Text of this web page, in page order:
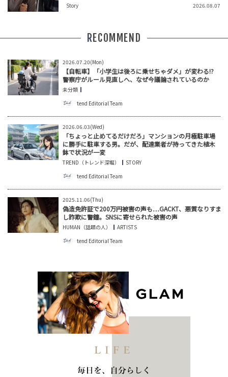
Story 2026.08.07
RECOMMEND
2026.07.20(Mon)
【自転車】「小学生は後ろに乗せちゃダメ」が変わる!?
警察庁がルール見直しへ、なぜ今議論されているのか
未分類
tend Editorial Team
2026.06.03(Wed)
「ちょっと止めてるだけだろ」マンションの月極駐車場
に勝手に駐車する男。だが、配達業者が持ってきた植木
鉢で状況が一変
TREND（トレンド深堀）
STORY
tend Editorial Team
2025.11.06(Thu)
偽造免許証で200万円被害の声も…GACKT、悪質なりすま
し詐欺に警鐘。SNSに寄せられた被害の声
HUMAN（話題の人）
ARTISTS
tend Editorial Team